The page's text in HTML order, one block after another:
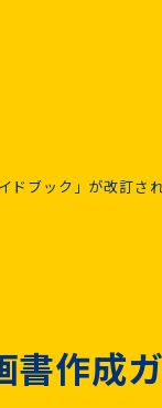
ドブック」が改訂さ
作成